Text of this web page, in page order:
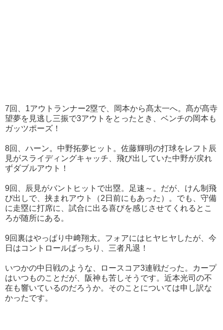
7回、1アウトランナー2塁で、岡本から髙太一へ。髙が髙寺
望夢を見逃し三振で3アウトをとったとき、ベンチの岡本も
ガッツポーズ！
8回、ハーン。中野拓夢ヒット。佐藤輝明の打球をレフト辰
見がスライディングキャッチ、飛び出していた中野が戻れ
ずダブルアウト！
9回、辰見がバントヒットで出塁。足速～。だが、けん制飛
び出しで、挟まれアウト（2日前にもあった）。でも、守備
に走塁に打席に、試合に出る喜びを感じさせてくれるとこ
ろが随所にある。
9回裏はやっぱり中﨑翔太。フォアにはヒヤヒヤしたが、今
日はコントロールばっちり、三者凡退！
いつかの中日戦のような、ロースコア3連戦だった。カープ
はいつものことだが、阪神も苦しそうです。近本光司の不
在も響いているのだろうか。そのことについては申し訳な
かったです。